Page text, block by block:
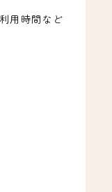
用時間など